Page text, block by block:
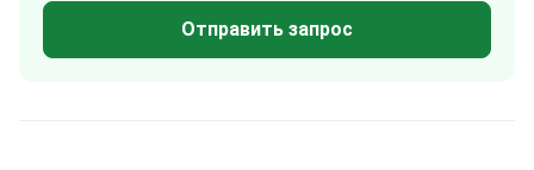
Отправить запрос